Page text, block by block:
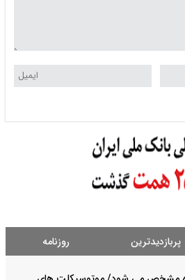
پربازدیدترین روزنامه